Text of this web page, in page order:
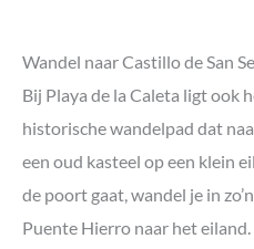
Wandel naar Castillo de San
Bij Playa de la Caleta ligt ook
historische wandelpad dat
een oud kasteel op een klein
de poort gaat, wandel je in
Puente Hierro naar het